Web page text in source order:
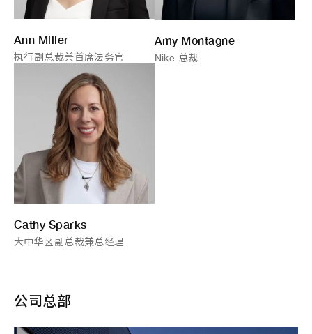
Ann Miller
执行副总裁兼首席法务官
Amy Montagne
Nike 总裁
Cathy Sparks
大中华区副总裁兼总经理
公司总部